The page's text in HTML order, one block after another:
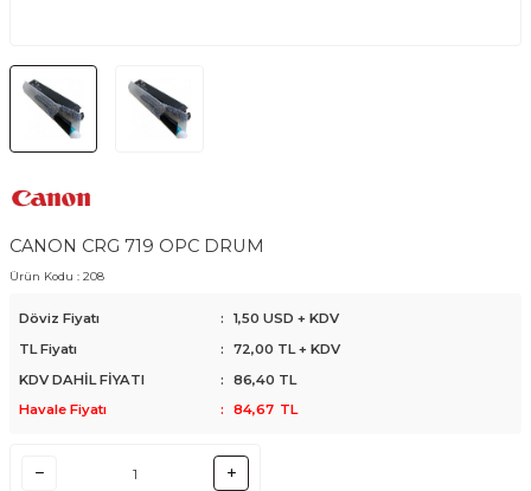
CANON CRG 719 OPC DRUM
Ürün Kodu : 208
Döviz Fiyatı :
1,50 USD + KDV
TL Fiyatı
: 72,00 TL + KDV
KDV DAHİL FİYATI
: 86,40 TL
Havale Fiyatı
: 84,67 TL